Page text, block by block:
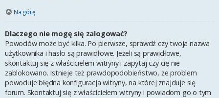
Na górę
Dlaczego nie mogę się zalogować?
Powodów może być kilka. Po pierwsze, sprawdź czy twoja nazwa
użytkownika i hasło są prawidłowe. Jeżeli są prawidłowe,
skontaktuj się z właścicielem witryny i zapytaj czy cię nie
zablokowano. Istnieje też prawdopodobieństwo, że problem
powoduje błędna konfiguracja witryny, na której znajduje się
forum. Skontaktuj się z właścicielem witryny i powiadom go o tym